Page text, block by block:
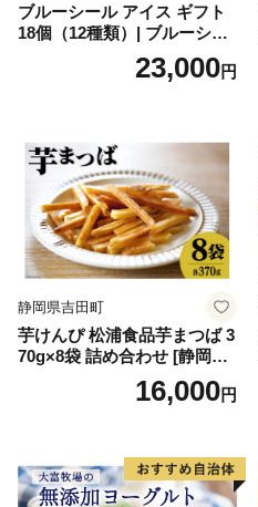
ブルーシール アイス ギフト
18個（12種類）| ブルーシー
ルアイス ブルーシールアイ
スクリーム 着日指定可能 送
誕生日 カップ 詰め合わせ バ
ラエティ | バニラ チョコレー
ト ストロベリー ピスタチオ
バニラ＆クッキー ウベ 沖縄
紅イモ 塩ちんすこう 沖縄シ
ークヮーサー 沖縄黒糖 琉球
ロイヤルミルクティ 沖縄パ
イン
23,000円
静岡県吉田町
芋けんぴ 松浦食品芋まつば 3
70g×8袋 詰め合わせ [静岡伊
勢丹(松浦食品) 静岡県 吉田町
22424274] 芋ケンピ セット
16,000円